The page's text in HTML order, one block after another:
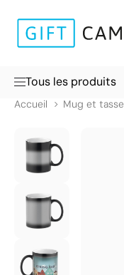
Tous les produits
Accueil Mug et tasse